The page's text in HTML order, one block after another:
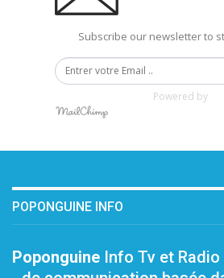
Subscribe our newsletter to
Powered by
POPONGUINE INFO
Poponguine Info Tv et